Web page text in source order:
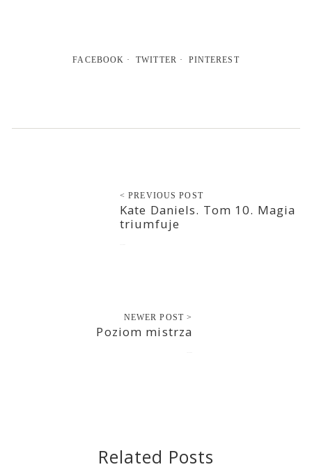
FACEBOOK TWITTER PINTEREST
< PREVIOUS POST
Kate Daniels. Tom 10. Magia
triumfuje
NEWER POST >
Poziom mistrza
Related Posts